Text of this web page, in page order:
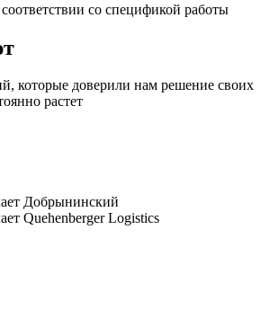
со спецификой работы
которые доверили нам решение своих
растет